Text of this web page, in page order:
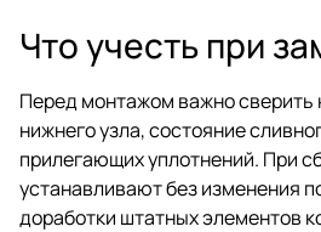
Что учесть при
Перед монтажом важно
нижнего узла, состояние
прилегающих уплотнений. При
устанавливают без изменения
доработки штатных элементов